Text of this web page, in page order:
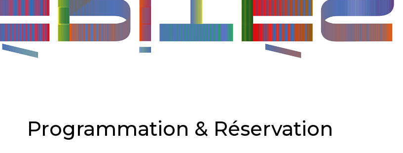
Programmation & Réservation